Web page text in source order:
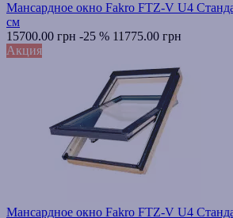
Мансардное окно Fakro FTZ-V U4
см
15700.00 грн -25 % 11775.00 грн
Акция
Мансардное окно Fakro FTZ-V U4